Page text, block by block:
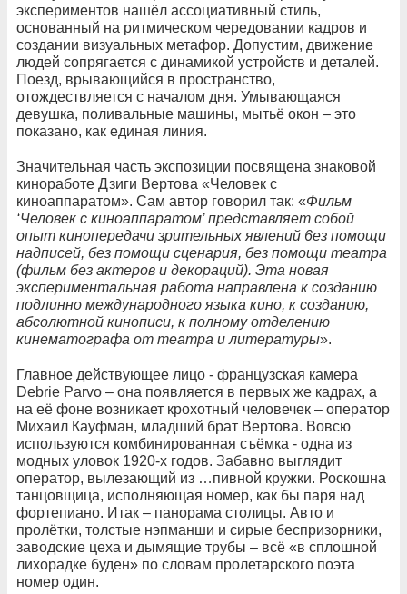
экспериментов нашёл ассоциативный стиль,
основанный на ритмическом чередовании кадров и
создании визуальных метафор. Допустим, движение
людей сопрягается с динамикой устройств и деталей.
Поезд, врывающийся в пространство,
отождествляется с началом дня. Умывающаяся
девушка, поливальные машины, мытьё окон – это
показано, как единая линия.
Значительная часть экспозиции посвящена знаковой
киноработе Дзиги Вертова «Человек с
киноаппаратом». Сам автор говорил так: «Фильм
‘Человек с киноаппаратом’ представляет собой
опыт кинопередачи зрительных явлений 6ез помощи
надписей, без помощи сценария, без помощи театра
(фильм без актеров и декораций). Эта новая
экспериментальная работа направлена к созданию
подлинно международного языка кино, к созданию,
абсолютной кинописи, к полному отделению
кинематографа от театра и литературы».
Главное действующее лицо - французская камера
Debrie Parvo – она появляется в первых же кадрах, а
на её фоне возникает крохотный человечек – оператор
Михаил Кауфман, младший брат Вертова. Вовсю
используются комбинированная съёмка - одна из
модных уловок 1920-х годов. Забавно выглядит
оператор, вылезающий из …пивной кружки. Роскошна
танцовщица, исполняющая номер, как бы паря над
фортепиано. Итак – панорама столицы. Авто и
пролётки, толстые нэпманши и сирые беспризорники,
заводские цеха и дымящие трубы – всё «в сплошной
лихорадке буден» по словам пролетарского поэта
номер один.